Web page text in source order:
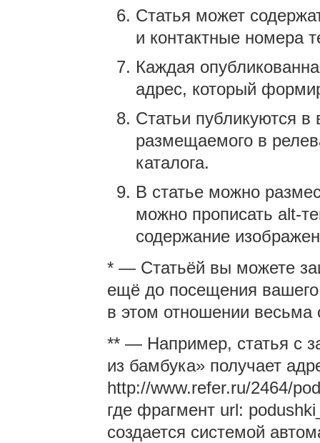
Статья может
и контактные номера
Каждая
адрес, который
Статьи публикуются в
размещаемого в
каталога.
В статье можно
можно прописать alt-
содержание
* — Статьёй вы можете
ещё до посещения
в этом отношении весьма
** — Например, статья с
из бамбука» получает
http://www.refer.ru/2464/
где фрагмент url:
создается системой